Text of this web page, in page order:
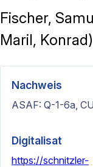
Fischer,
Maril, Konrad)
Nachweis
ASAF: Q-1-6a,
Digitalisat
https://schnitzler-